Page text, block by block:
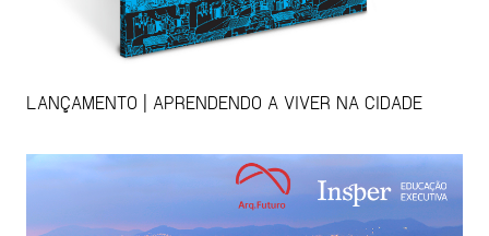
LANÇAMENTO | APRENDENDO A VIVER NA CIDADE